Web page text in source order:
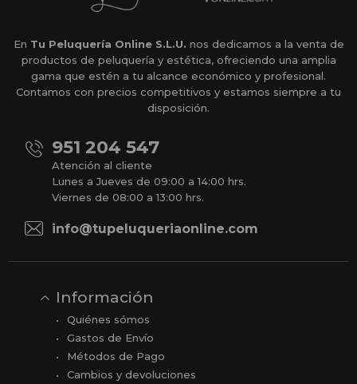
En Tu Peluquería Online S.L.U. nos dedicamos a la venta de
productos de peluquería y estética, ofreciendo una amplia
gama que estén a tu alcance económico y profesional.
Contamos con precios competitivos y estamos siempre a tu
disposición.
951 204 547
Atención al cliente
Lunes a Jueves de 09:00 a 14:00 hrs.
Viernes de 08:00 a 13:00 hrs.
info@tupeluqueriaonline.com
Información
Quiénes sómos
Gastos de Envío
Métodos de Pago
Cambios y devoluciones